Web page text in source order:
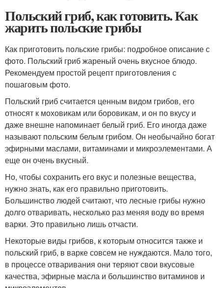
Польский гриб, как готовить. Как
жарить польские грибы
Как приготовить польские грибы: подробное описание с
фото. Польский гриб жареный очень вкусное блюдо.
Рекомендуем простой рецепт приготовления с
пошаговым фото.
Польский гриб считается ценным видом грибов, его
относят к моховикам или боровикам, и он по вкусу и
даже внешне напоминает белый гриб. Его иногда даже
называют польским белым грибом. Он необычайно богат
эфирными маслами, витаминами и микроэлементами. А
еще он очень вкусный.
Но, чтобы сохранить его вкус и полезные вещества,
нужно знать, как его правильно приготовить.
Большинство людей считают, что лесные грибы нужно
долго отваривать, несколько раз меняя воду во время
варки. Это правильно лишь отчасти.
Некоторые виды грибов, к которым относится также и
польский гриб, в варке совсем не нуждаются. Мало того,
в процессе отваривания они теряют свои вкусовые
качества, эфирные масла и большинство витаминов и